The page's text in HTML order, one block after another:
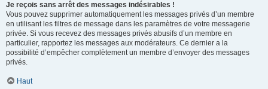
Je reçois sans arrêt des messages indésirables !
Vous pouvez supprimer automatiquement les messages privés d’un membre
en utilisant les filtres de message dans les paramètres de votre messagerie
privée. Si vous recevez des messages privés abusifs d’un membre en
particulier, rapportez les messages aux modérateurs. Ce dernier a la
possibilité d’empêcher complètement un membre d’envoyer des messages
privés.
Haut